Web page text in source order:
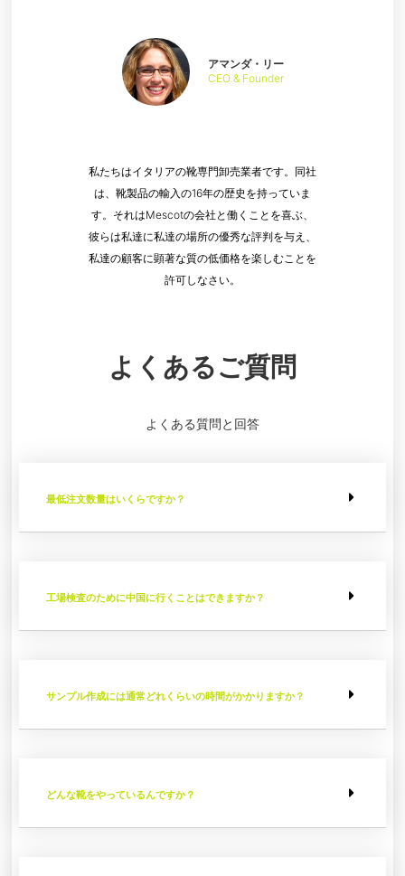
私たちはイタリアの靴専門卸売業者です。同社
は、靴製品の輸入の16年の歴史を持っていま
す。それはMescotの会社と働くことを喜ぶ、
彼らは私達に私達の場所の優秀な評判を与え、
私達の顧客に顕著な質の低価格を楽しむことを
許可しなさい。
アマンダ・リー
CEO & Founder
よくあるご質問
よくある質問と回答
最低注文数量はいくらですか？
工場検査のために中国に行くことはできますか？
サンプル作成には通常どれくらいの時間がかかりますか？
どんな靴をやっているんですか？